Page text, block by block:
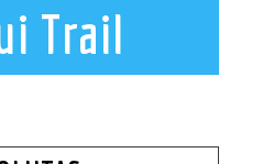
Trail